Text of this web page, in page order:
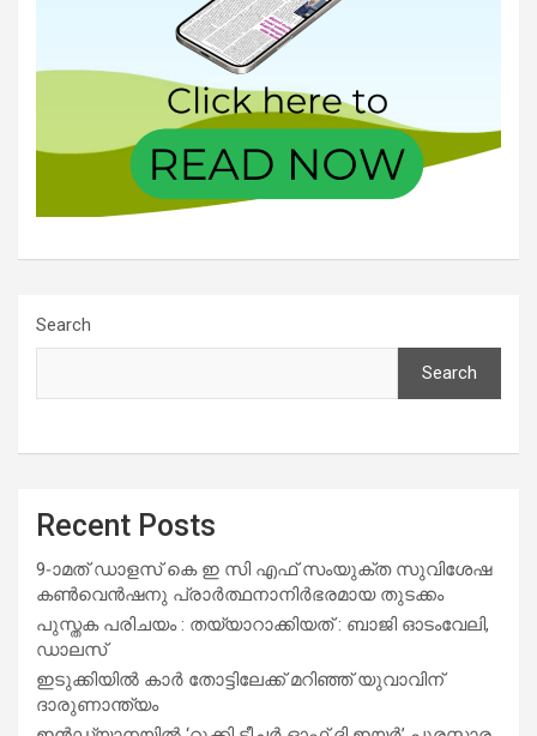
Search
Search
Recent Posts
9-ാമത് ഡാളസ് കെ ഇ സി എഫ് സംയുക്ത സുവിശേഷ
കൺവെൻഷനു പ്രാർത്ഥനാനിർഭരമായ തുടക്കം
പുസ്തക പരിചയം : തയ്യാറാക്കിയത് : ബാജി ഓടംവേലി,
ഡാലസ്
ഇടുക്കിയിൽ കാർ തോട്ടിലേക്ക് മറിഞ്ഞ് യുവാവിന്
ദാരുണാന്ത്യം